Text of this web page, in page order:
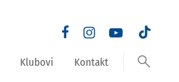
Klubovi Kontakt search